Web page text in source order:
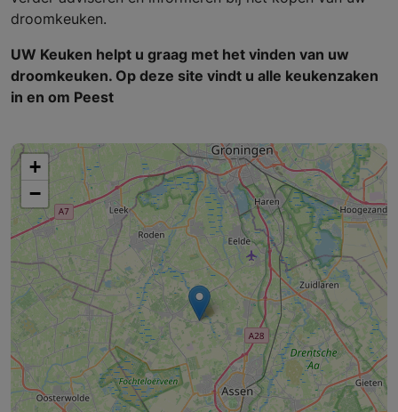
droomkeuken.
UW Keuken helpt u graag met het vinden van uw
droomkeuken. Op deze site vindt u alle keukenzaken
in en om Peest
+
−